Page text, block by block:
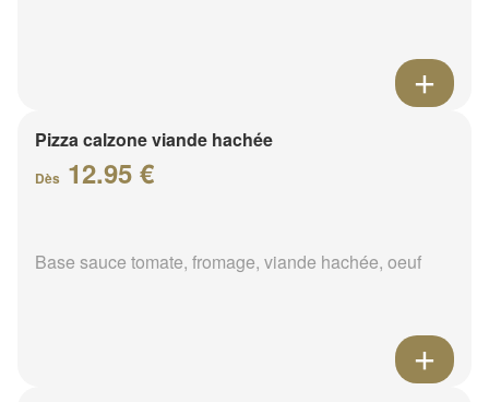
Pizza calzone viande hachée
Dès 12.95 €
Base sauce tomate, fromage, viande hachée, oeuf